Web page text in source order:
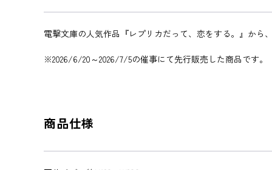
電撃文庫の人気作品『レプリカだって、恋をする。』から
※2026/6/20～2026/7/5の催事にて先行販売した商品です。
商品仕様